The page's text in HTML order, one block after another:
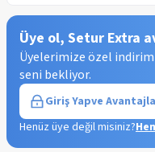
Üye ol, Setur Extra
Üyelerimize özel
seni bekliyor.
Giriş Yapve
Henüz üye değil misiniz?